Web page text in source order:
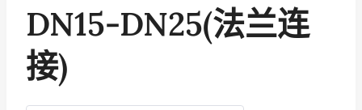
DN15-DN25(法兰连
接)